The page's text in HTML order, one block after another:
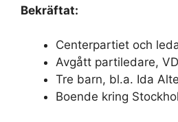
Bekräftat:
Centerpartiet och
Avgått partiledare,
Tre barn, bl.a. Ida
Boende kring